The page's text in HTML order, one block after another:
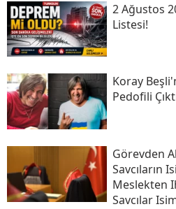
2 Ağustos
Listesi!
Koray
Pedofili
Görevden
Savcıların
Meslekten
Savcılar